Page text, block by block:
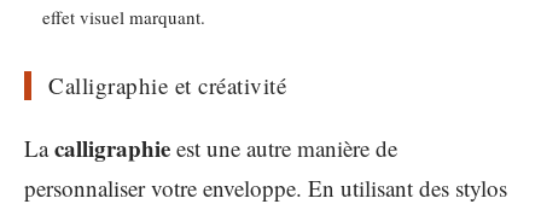
effet visuel marquant.
Calligraphie et créativité
Lacalligraphie est une autre manière de
personnaliser votre enveloppe. En utilisant des stylos